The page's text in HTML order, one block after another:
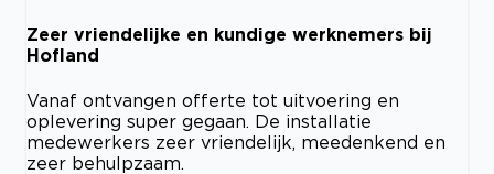
Zeer vriendelijke en kundige werknemers bij
Hofland
Vanaf ontvangen offerte tot uitvoering en
oplevering super gegaan. De installatie
medewerkers zeer vriendelijk, meedenkend en
zeer behulpzaam.